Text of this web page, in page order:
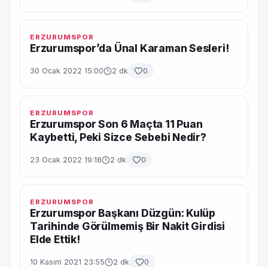
ERZURUMSPOR
Erzurumspor’da Ünal Karaman Sesleri!
30 Ocak 2022 15:00 2 dk 0
ERZURUMSPOR
Erzurumspor Son 6 Maçta 11 Puan
Kaybetti, Peki Sizce Sebebi Nedir?
23 Ocak 2022 19:18 2 dk 0
ERZURUMSPOR
Erzurumspor Başkanı Düzgün: Kulüp
Tarihinde Görülmemiş Bir Nakit Girdisi
Elde Ettik!
10 Kasım 2021 23:55 2 dk 0